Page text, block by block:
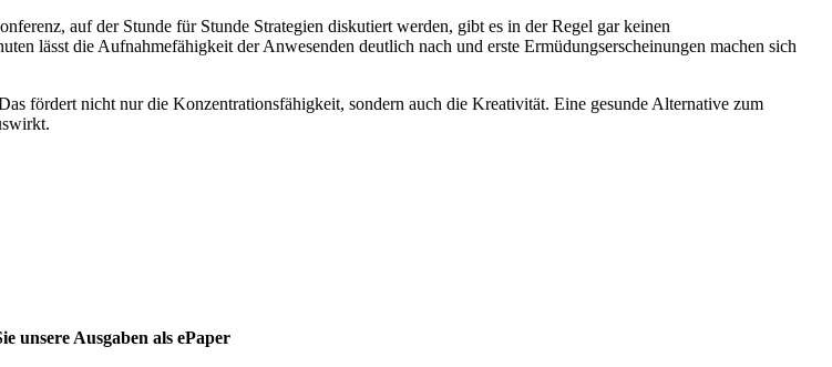
auf der Stunde für Stunde Strategien diskutiert werden, gibt es in der Regel gar keinen
lässt die Aufnahmefähigkeit der Anwesenden deutlich nach und erste Ermüdungserscheinungen machen sich
fördert nicht nur die Konzentrationsfähigkeit, sondern auch die Kreativität. Eine gesunde Alternative zum
unsere Ausgaben als ePaper